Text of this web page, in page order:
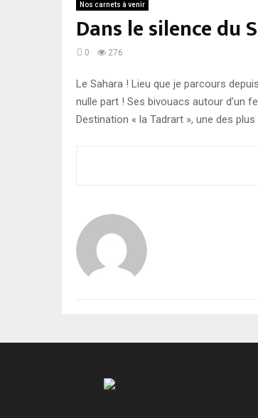
Nos carnets à venir
Dans le silence du
0 276
Le Sahara ! Lieu que je parcours
nulle part ! Ses bivouacs autour d’un
Destination « la Tadrart », une des